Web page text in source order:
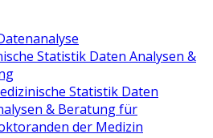
Statistik Daten Analysen &
Statistik Daten
& Beratung für
der Medizin